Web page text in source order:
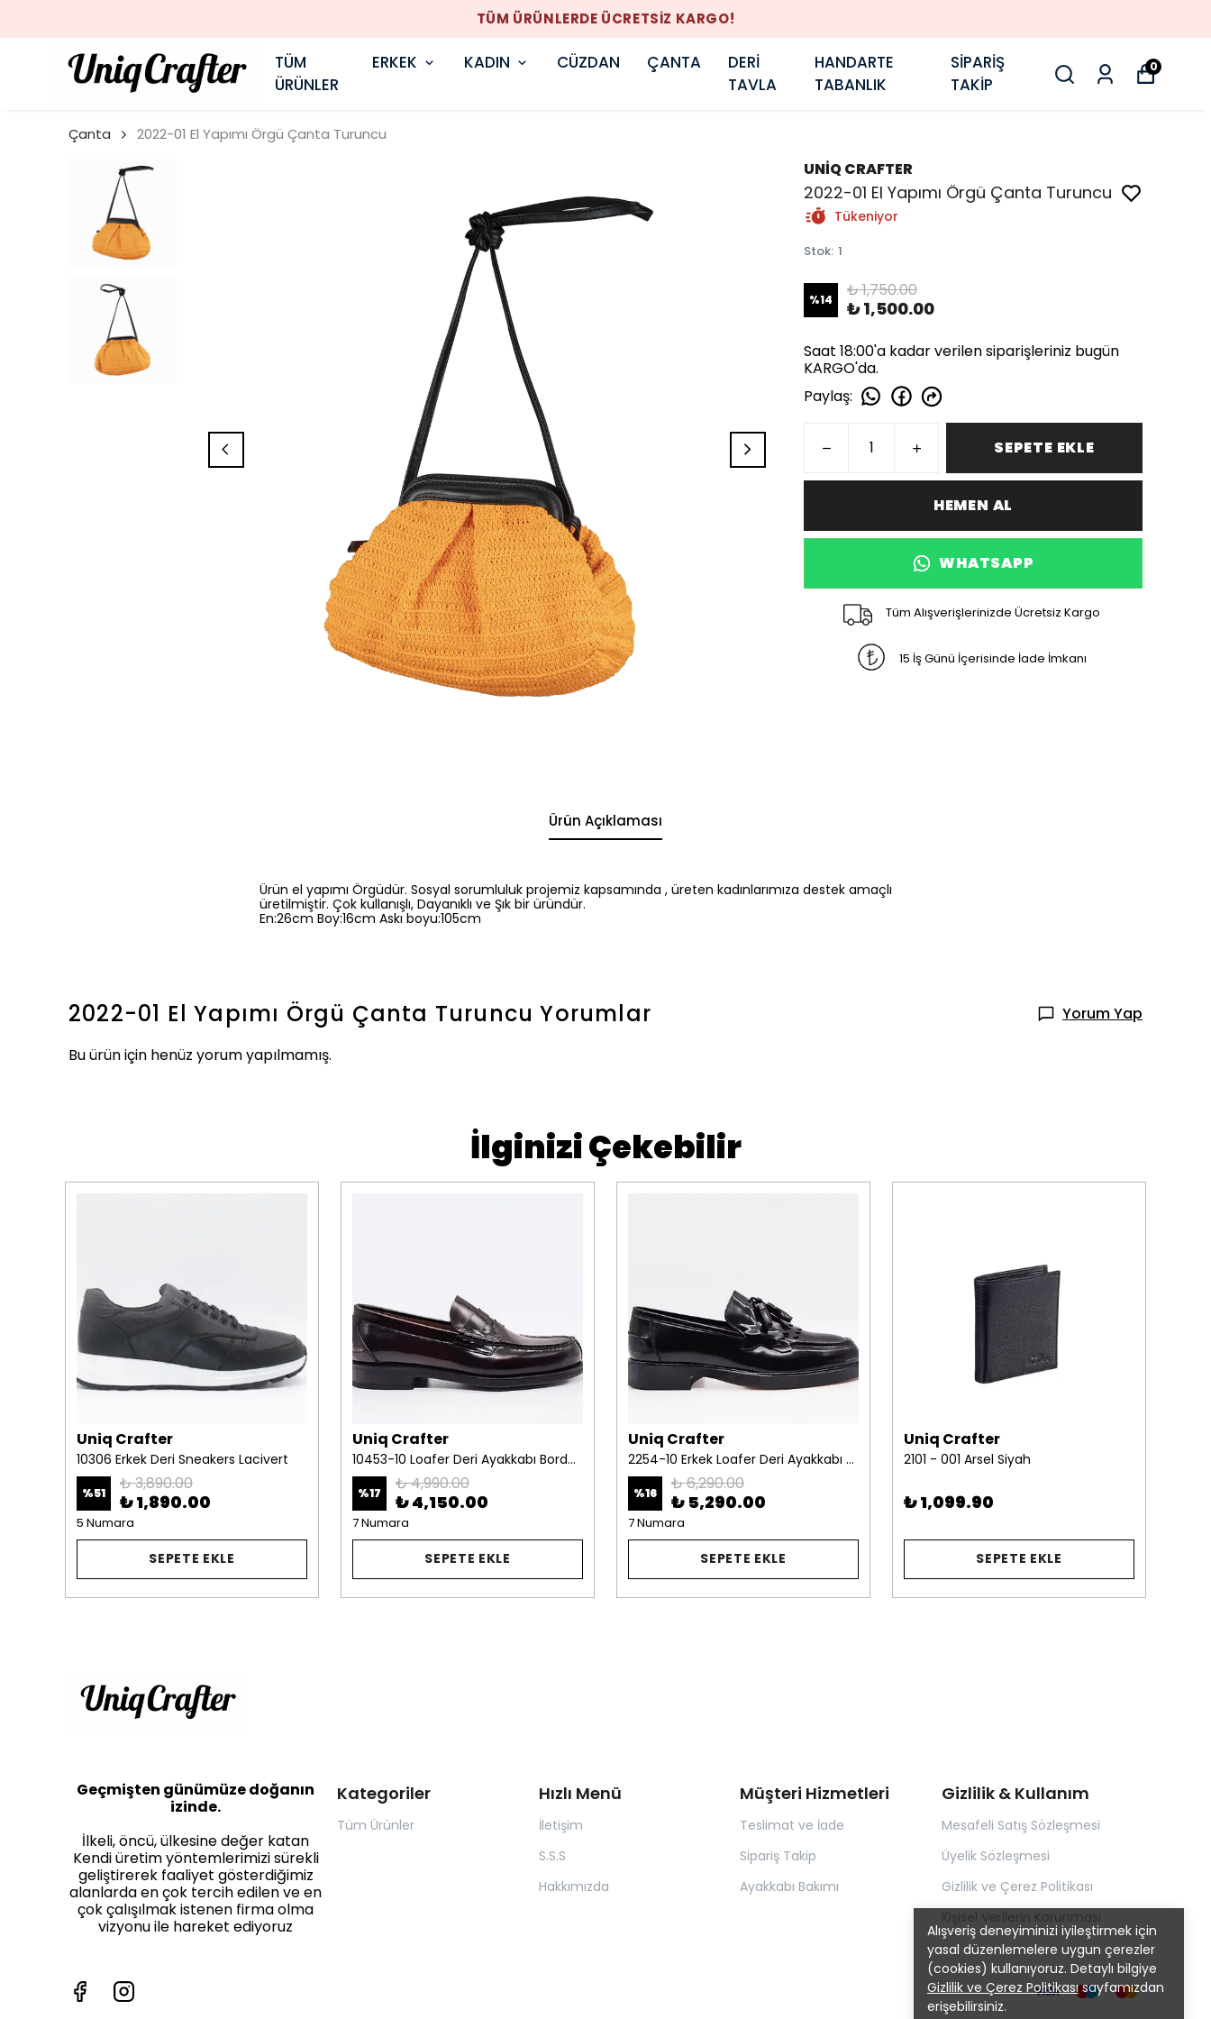
TÜM ÜRÜNLERDE ÜCRETSİZ KARGO!
TÜM
ÜRÜNLER
ERKEK KADIN CÜZDAN ÇANTA
DERİ
TAVLA
HANDARTE
TABANLIK
SİPARİŞ
TAKİP
0
Alışveriş deneyiminizi iyileştirmek için
yasal düzenlemelere uygun çerezler
(cookies) kullanıyoruz. Detaylı bilgiye
Gizlilik ve Çerez Politikasısayfamızdan
erişebilirsiniz.
Çanta 2022-01 El Yapımı Örgü Çanta Turuncu
UNİQ CRAFTER
2022-01 El Yapımı Örgü Çanta Turuncu
Tükeniyor
Stok: 1
%14 ₺ 1,750.00
₺ 1,500.00
Saat 18:00'a kadar verilen siparişleriniz bugün
KARGO'da.
Paylaş:
SEPETE EKLE
HEMEN AL
WHATSAPP
Tüm Alışverişlerinizde Ücretsiz Kargo
15 İş Günü İçerisinde İade İmkanı
Ürün Açıklaması
Ürün el yapımı Örgüdür. Sosyal sorumluluk projemiz kapsamında , üreten kadınlarımıza destek amaçlı
üretilmiştir. Çok kullanışlı, Dayanıklı ve Şık bir üründür.
En:26cm Boy:16cm Askı boyu:105cm
2022-01 El Yapımı Örgü Çanta Turuncu Yorumlar
Yorum Yap
Bu ürün için henüz yorum yapılmamış.
İlginizi Çekebilir
Uniq Crafter
10306 Erkek Deri Sneakers Lacivert
%51 ₺ 3,890.00
₺ 1,890.00
5 Numara
SEPETE EKLE
Uniq Crafter
10453-10 Loafer Deri Ayakkabı Bordo Kösele Taban
%17 ₺ 4,990.00
₺ 4,150.00
7 Numara
SEPETE EKLE
Uniq Crafter
2254-10 Erkek Loafer Deri Ayakkabı Siyah
%16 ₺ 6,290.00
₺ 5,290.00
7 Numara
SEPETE EKLE
Uniq Crafter
2101 - 001 Arsel Siyah
₺ 1,099.90
SEPETE EKLE
Kategoriler
Tüm Ürünler
Hızlı Menü
İletişim
S.S.S
Hakkımızda
Müşteri Hizmetleri
Teslimat ve İade
Sipariş Takip
Ayakkabı Bakımı
Gizlilik & Kullanım
Mesafeli Satış Sözleşmesi
Üyelik Sözleşmesi
Gizlilik ve Çerez Politikası
Kişisel Verilerin Korunması
Geçmişten günümüze doğanın
izinde.
İlkeli, öncü, ülkesine değer katan
Kendi üretim yöntemlerimizi sürekli
geliştirerek faaliyet gösterdiğimiz
alanlarda en çok tercih edilen ve en
çok çalışılmak istenen firma olma
vizyonu ile hareket ediyoruz